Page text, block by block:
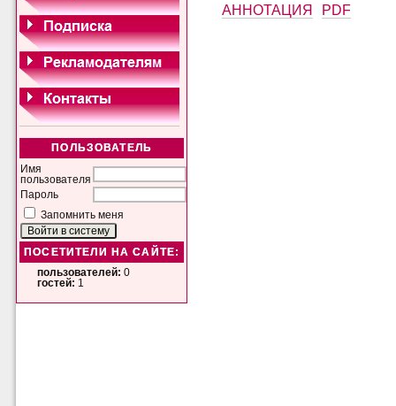
ПОЛЬЗОВАТЕЛЬ
Имя
пользователя
Пароль
Запомнить меня
ПОСЕТИТЕЛИ НА САЙТЕ:
пользователей: 0
гостей: 1
АННОТАЦИЯ PDF